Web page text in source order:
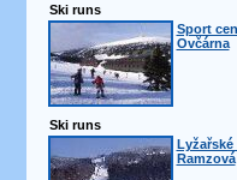
Ski runs
Sport
Ovčárna
Ski runs
Lyžařské
Ramzová